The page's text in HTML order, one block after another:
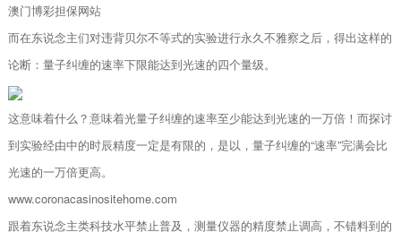
澳门博彩担保网站
而在东说念主们对违背贝尔不等式的实验进行永久不雅察之后，得出这样的
论断：量子纠缠的速率下限能达到光速的四个量级。
这意味着什么？意味着光量子纠缠的速率至少能达到光速的一万倍！而探讨
到实验经由中的时辰精度一定是有限的，是以，量子纠缠的“速率”完满会比
光速的一万倍更高。
www.coronacasinositehome.com
跟着东说念主类科技水平禁止普及，测量仪器的精度禁止调高，不错料到的